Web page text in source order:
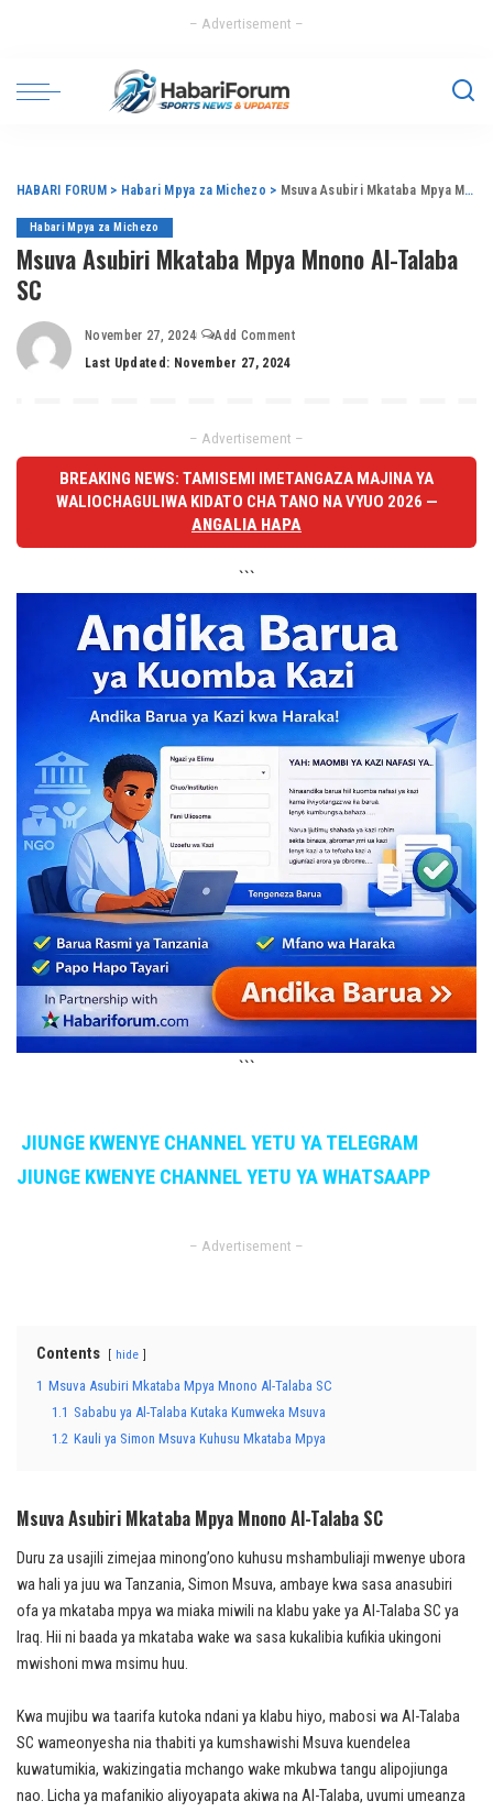
– Advertisement –
HABARI FORUM > Habari Mpya za Michezo > Msuva Asubiri Mkataba Mpya Mnono Al-Talaba SC
Habari Mpya za Michezo
Msuva Asubiri Mkataba Mpya Mnono Al-Talaba
SC
November 27, 2024
Add Comment
Last Updated: November 27, 2024
– Advertisement –
BREAKING NEWS: TAMISEMI IMETANGAZA MAJINA YA
WALIOCHAGULIWA KIDATO CHA TANO NA VYUO 2026 —
ANGALIA HAPA
```
```
JIUNGE KWENYE CHANNEL YETU YA TELEGRAM
JIUNGE KWENYE CHANNEL YETU YA WHATSAAPP
– Advertisement –
Contents hide
1 Msuva Asubiri Mkataba Mpya Mnono Al-Talaba SC
1.1 Sababu ya Al-Talaba Kutaka Kumweka Msuva
1.2 Kauli ya Simon Msuva Kuhusu Mkataba Mpya
Msuva Asubiri Mkataba Mpya Mnono Al-Talaba SC
Duru za usajili zimejaa minong’ono kuhusu mshambuliaji mwenye ubora
wa hali ya juu wa Tanzania, Simon Msuva, ambaye kwa sasa anasubiri
ofa ya mkataba mpya wa miaka miwili na klabu yake ya Al-Talaba SC ya
Iraq. Hii ni baada ya mkataba wake wa sasa kukalibia kufikia ukingoni
mwishoni mwa msimu huu.
Kwa mujibu wa taarifa kutoka ndani ya klabu hiyo, mabosi wa Al-Talaba
SC wameonyesha nia thabiti ya kumshawishi Msuva kuendelea
kuwatumikia, wakizingatia mchango wake mkubwa tangu alipojiunga
nao. Licha ya mafanikio aliyoyapata akiwa na Al-Talaba, uvumi umeanza